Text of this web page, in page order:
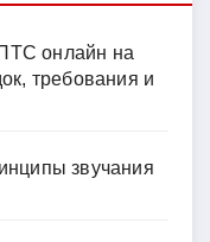
онлайн на
требования и
звучания